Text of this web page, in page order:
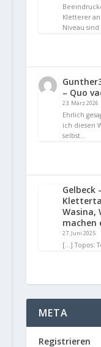
Kletterer
Niveau
– Quo
23. März 2026
Ehrlich
ich diesen
selbst…
Gelbeck
Wasina,
machen
27. Juni 2025
[…] Topos:
META
Registrieren